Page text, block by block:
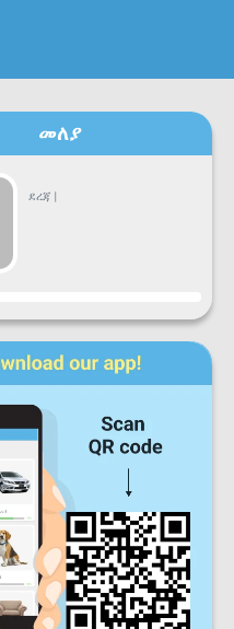
መለያ
ደረጃ |
እድገት
እሮ ሓሙ
ቅዳ እሁ